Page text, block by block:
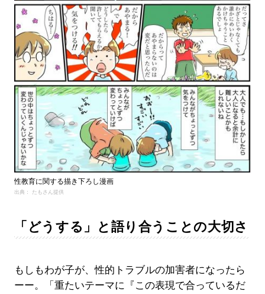
性教育に関する描き下ろし漫画
出典： たもさん提供
「どうする」と語り合うことの大切さ
もしもわが子が、性的トラブルの加害者になったら
ーー。「重たいテーマに『この表現で合っているだ